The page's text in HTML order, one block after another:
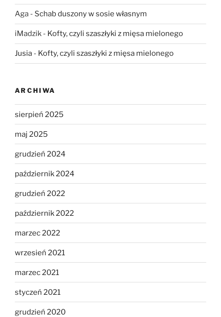
Aga - Schab duszony w sosie własnym
iMadzik - Kofty, czyli szaszłyki z mięsa mielonego
Jusia - Kofty, czyli szaszłyki z mięsa mielonego
ARCHIWA
sierpień 2025
maj 2025
grudzień 2024
październik 2024
grudzień 2022
październik 2022
marzec 2022
wrzesień 2021
marzec 2021
styczeń 2021
grudzień 2020